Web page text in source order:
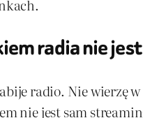
radia nie
radio. Nie wierzę
nie jest sam